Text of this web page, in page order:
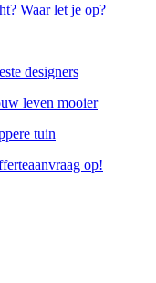
Waar let je op?
designers
leven mooier
tuin
op!